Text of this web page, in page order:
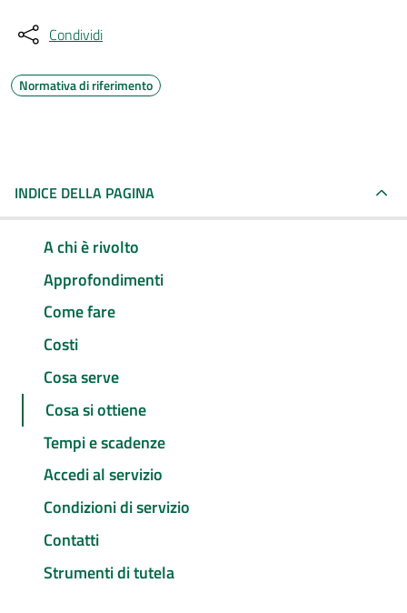
Condividi
Normativa di riferimento
INDICE DELLA PAGINA
A chi è rivolto
Approfondimenti
Come fare
Costi
Cosa serve
Cosa si ottiene
Tempi e scadenze
Accedi al servizio
Condizioni di servizio
Contatti
Strumenti di tutela